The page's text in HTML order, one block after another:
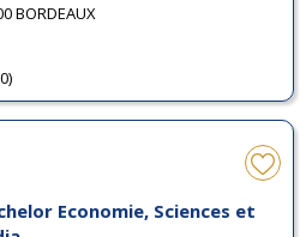
BORDEAUX
Economie, Sciences et